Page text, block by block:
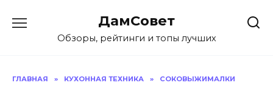
содержанию
ДамСовет
Обзоры, рейтинги и топы лучших
ГЛАВНАЯ » КУХОННАЯ ТЕХНИКА » СОКОВЫЖИМАЛКИ